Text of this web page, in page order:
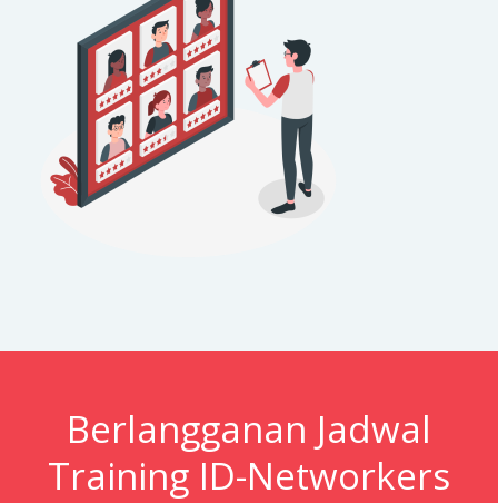
Berlangganan Jadwal
Training ID-Networkers